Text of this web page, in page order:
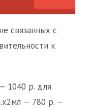
связанных с
к
1040 р. для
— 780 р. —